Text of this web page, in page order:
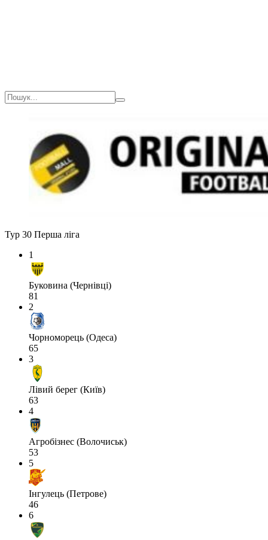
Тур 30 Перша ліга
1
Буковина (Чернівці)
81
2
Чорноморець (Одеса)
65
3
Лівий берег (Київ)
63
4
Агробізнес (Волочиськ)
53
5
Інгулець (Петрове)
46
6